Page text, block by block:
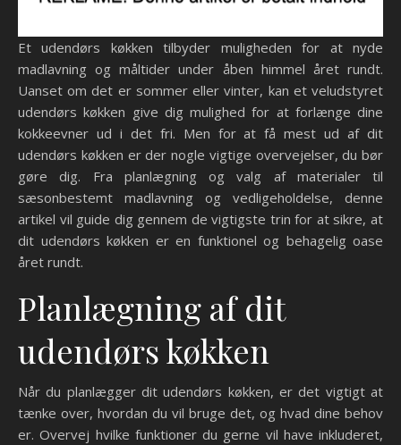
Et udendørs køkken tilbyder muligheden for at nyde
madlavning og måltider under åben himmel året rundt.
Uanset om det er sommer eller vinter, kan et veludstyret
udendørs køkken give dig mulighed for at forlænge dine
kokkeevner ud i det fri. Men for at få mest ud af dit
udendørs køkken er der nogle vigtige overvejelser, du bør
gøre dig. Fra planlægning og valg af materialer til
sæsonbestemt madlavning og vedligeholdelse, denne
artikel vil guide dig gennem de vigtigste trin for at sikre, at
dit udendørs køkken er en funktionel og behagelig oase
året rundt.
Planlægning af dit
udendørs køkken
Når du planlægger dit udendørs køkken, er det vigtigt at
tænke over, hvordan du vil bruge det, og hvad dine behov
er. Overvej hvilke funktioner du gerne vil have inkluderet,